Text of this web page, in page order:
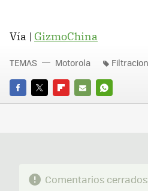
Vía | GizmoChina
FACEBOOK
TWITTERFLIPBOARD
E-
WHATSAPP
TEMAS Motorola
Comentarios cerrados